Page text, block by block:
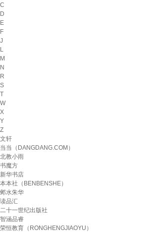
C
D
E
F
J
L
M
N
R
S
T
W
X
Y
Z
文轩
当当（DANGDANG.COM）
北教小雨
书魔方
新华书店
本本社（BENBENSHE）
邺水朱华
读品汇
二十一世纪出版社
智涵品睿
荣恒教育（RONGHENGJIAOYU）